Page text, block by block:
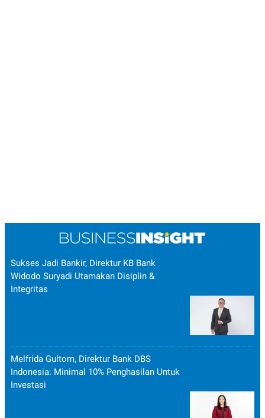
Sukses Jadi Bankir, Direktur KB Bank
Widodo Suryadi Utamakan Disiplin &
Integritas
Melfrida Gultom, Direktur Bank DBS
Indonesia: Minimal 10% Penghasilan Untuk
Investasi